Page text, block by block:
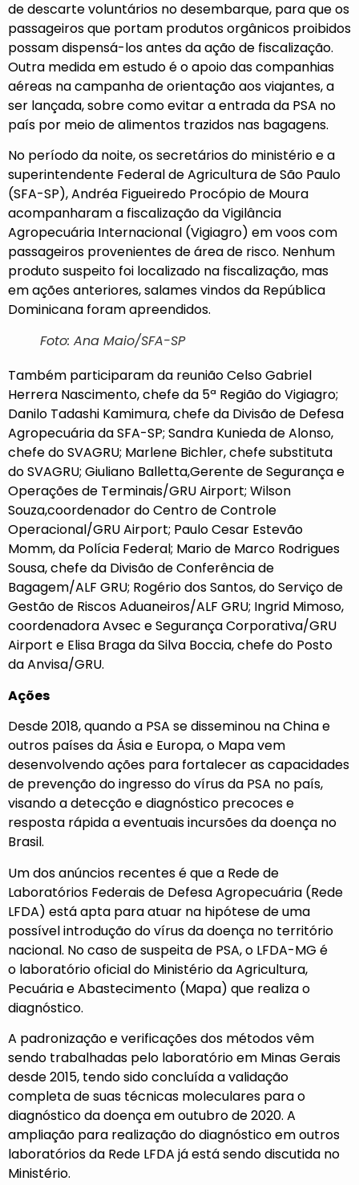
de descarte voluntários no desembarque, para que os
passageiros que portam produtos orgânicos proibidos
possam dispensá-los antes da ação de fiscalização.
Outra medida em estudo é o apoio das companhias
aéreas na campanha de orientação aos viajantes, a
ser lançada, sobre como evitar a entrada da PSA no
país por meio de alimentos trazidos nas bagagens.
No período da noite, os secretários do ministério e a
superintendente Federal de Agricultura de São Paulo
(SFA-SP), Andréa Figueiredo Procópio de Moura
acompanharam a fiscalização da Vigilância
Agropecuária Internacional (Vigiagro) em voos com
passageiros provenientes de área de risco. Nenhum
produto suspeito foi localizado na fiscalização, mas
em ações anteriores, salames vindos da República
Dominicana foram apreendidos.
Foto: Ana Maio/SFA-SP
Também participaram da reunião Celso Gabriel
Herrera Nascimento, chefe da 5ª Região do Vigiagro;
Danilo Tadashi Kamimura, chefe da Divisão de Defesa
Agropecuária da SFA-SP; Sandra Kunieda de Alonso,
chefe do SVAGRU; Marlene Bichler, chefe substituta
do SVAGRU; Giuliano Balletta,Gerente de Segurança e
Operações de Terminais/GRU Airport; Wilson
Souza,coordenador do Centro de Controle
Operacional/GRU Airport; Paulo Cesar Estevão
Momm, da Polícia Federal; Mario de Marco Rodrigues
Sousa, chefe da Divisão de Conferência de
Bagagem/ALF GRU; Rogério dos Santos, do Serviço de
Gestão de Riscos Aduaneiros/ALF GRU; Ingrid Mimoso,
coordenadora Avsec e Segurança Corporativa/GRU
Airport e Elisa Braga da Silva Boccia, chefe do Posto
da Anvisa/GRU.
Ações
Desde 2018, quando a PSA se disseminou na China e
outros países da Ásia e Europa, o Mapa vem
desenvolvendo ações para fortalecer as capacidades
de prevenção do ingresso do vírus da PSA no país,
visando a detecção e diagnóstico precoces e
resposta rápida a eventuais incursões da doença no
Brasil.
Um dos anúncios recentes é que a Rede de
Laboratórios Federais de Defesa Agropecuária (Rede
LFDA) está apta para atuar na hipótese de uma
possível introdução do vírus da doença no território
nacional. No caso de suspeita de PSA, o LFDA-MG é
o laboratório oficial do Ministério da Agricultura,
Pecuária e Abastecimento (Mapa) que realiza o
diagnóstico.
A padronização e verificações dos métodos vêm
sendo trabalhadas pelo laboratório em Minas Gerais
desde 2015, tendo sido concluída a validação
completa de suas técnicas moleculares para o
diagnóstico da doença em outubro de 2020. A
ampliação para realização do diagnóstico em outros
laboratórios da Rede LFDA já está sendo discutida no
Ministério.